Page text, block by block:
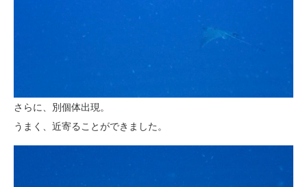
さらに、別個体出現。
うまく、近寄ることができました。